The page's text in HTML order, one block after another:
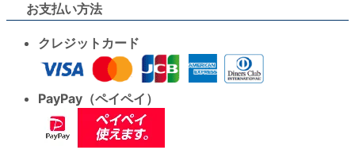
お支払い方法
クレジットカード
PayPay（ペイペイ）